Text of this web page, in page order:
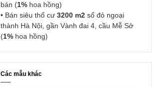
bán (1%hoa hồng)
• Bán siêu thổ cư 3200 m2sổ đỏ ngoại
thành Hà Nội, gần Vành đai 4, cầu Mễ Sở
(1%hoa hồng)
Các mẫu khác